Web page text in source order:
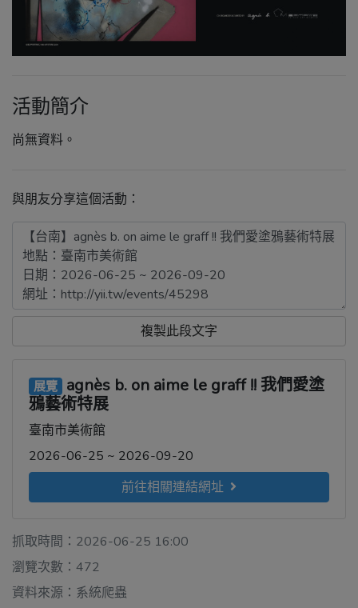
活動簡介
尚無資料。
與朋友分享這個活動：
複製此段文字
展覽 agnès b. on aime le graff !! 我們愛塗
鴉藝術特展
臺南市美術館
2026-06-25 ~ 2026-09-20
前往相關連結網址
抓取時間：2026-06-25 16:00
瀏覽次數：472
資料來源：系統爬蟲